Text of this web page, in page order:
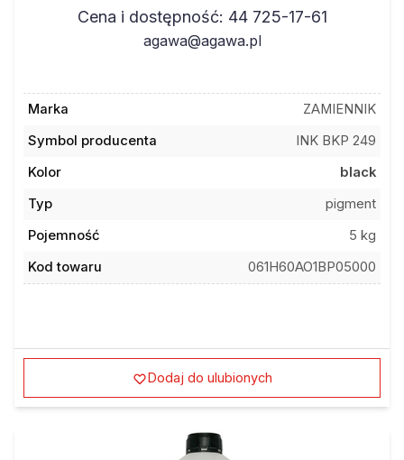
Cena i dostępność: 44 725-17-61
agawa@agawa.pl
Marka
ZAMIENNIK
Symbol producenta
INK BKP 249
Kolor
black
Typ
pigment
Pojemność
5 kg
Kod towaru
061H60AO1BP05000
Dodaj do ulubionych